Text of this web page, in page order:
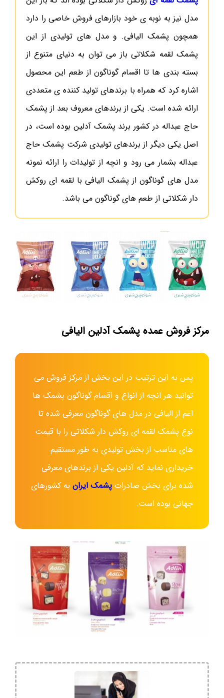
مدل نیز به نوبه ی خود بازارهای فروش خاصی را دارد
همچون پشمک الیافی. و مدل های تولیدی از این
پشمک لقمه شکلاتی باز می توان به دنیای متنوع از
بسته بندی ها تا اقسام گوناگون از طعم این محصول
اشاره کرد که همراه با برندهای تولید کننده ی متعددی
ارائه شده است. یکی از برندهای معروف بعد از پشمک
حاج عبداله در کشور برند پشمک آدلین بوده است، در
اصل یکی دیگر از برندهای تولیدی شرکت پشمک حاج
عبداله بشمار می رود و انچه از تولیدات را ارائه نمونه
مدل های گوناگون از پشمک الیافی با لقمه ای روکش
دار شکلاتی از طعم های گوناگون می باشد.
مرکز فروش عمده پشمک آدلین الیافی
پس به این ترتیب در این بخش از مرکز فروش می
توانید هر انچه از انواع و اقسام گوناگون پشمک ها
اعم از الیافی در مدل های گوناگون معرفی شده تا
نوع پشمک لقمه ای روکش دار شکلاتی را با قیمت
های مناسب از بخش تولیدی به طور مستقیم
خریداری نماید که آدلین یکی از برندهای معرفی
شده برای بخش صادرات پشمک ایران به کشورهای
جهانی بوده است.